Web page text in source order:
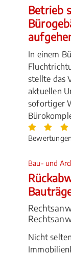
Betrieb
In einem
stellte das
aktuellen
sofortiger
Bau- und
Nicht